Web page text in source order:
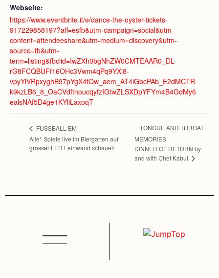
Webseite:
https://www.eventbrite.it/e/dance-the-oyster-tickets-
917229858197?aff=esfb&utm-campaign=social&utm-
content=attendeeshare&utm-medium=discovery&utm-
source=fb&utm-
term=listing&fbclid=IwZXh0bgNhZW0CMTEAAR0_DL-
rG8FCQBUFf16OHc3Vwm4qPq9YXi8-
vpyYlVRpxyghB97pYgX4tQw_aem_AT4iGbcPAb_E2dMCTR
k9kzLB6_8_OaCVdftnoucqyfzIGtwZLSXDpYFYm4B4GdMy6
ealsNAf5D4ge1KYliLaxoqT
FUSSBALL EM
Alle* Spiele live im Biergarten auf
grosser LED Leinwand schauen
TONGUE AND THROAT
MEMORIES
DINNER OF RETURN by
and with Chef Kabui